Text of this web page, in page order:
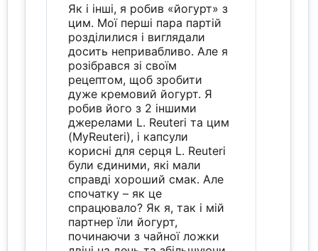
Як і інші, я робив «йогурт» з
цим. Мої перші пара партій
розділилися і виглядали
досить непривабливо. Але я
розібрався зі своїм
рецептом, щоб зробити
дуже кремовий йогурт. Я
робив його з 2 іншими
джерелами L. Reuteri та цим
(MyReuteri), і капсули
корисні для серця L. Reuteri
були єдиними, які мали
справді хороший смак. Але
спочатку – як це
спрацювало? Як я, так і мій
партнер їли йогурт,
починаючи з чайної ложки